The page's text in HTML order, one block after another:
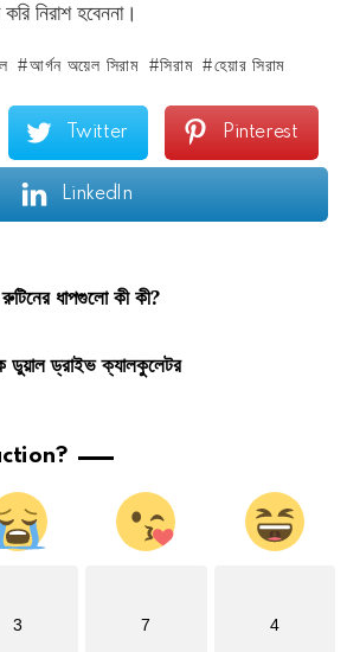
নিরাশ হবেননা।
আর্গন অয়েল সিরাম সিরাম হেয়ার সিরাম
Twitter Pinterest
LinkedIn
ধাপগুলো কী কী?
ডুয়াল ড্রাইভ ক্যালকুলেটর
3 7 4